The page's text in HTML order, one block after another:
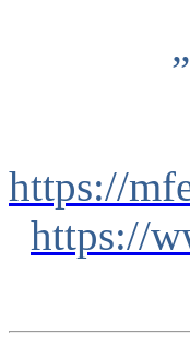
https://
https://